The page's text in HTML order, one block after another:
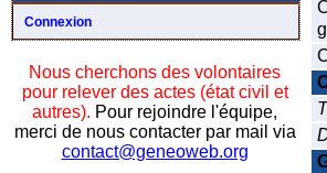
Connexion
Nous cherchons des volontaires
pour relever des actes (état civil et
autres). Pour rejoindre l'équipe,
merci de nous contacter par mail via
contact@geneoweb.org